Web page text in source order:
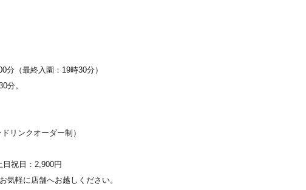
分（最終入園：19時30分）
分。
ンクオーダー制）
祝日：2,900円
軽に店舗へお越しください。